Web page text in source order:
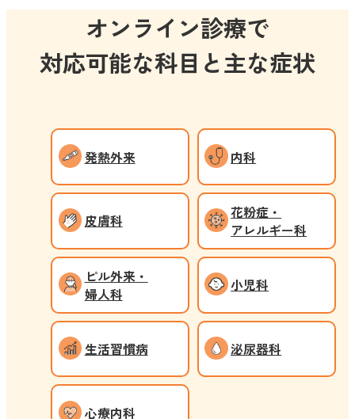
オンライン診療で
対応可能な科目と主な症状
発熱外来 内科
皮膚科
花粉症・
アレルギー科
ピル外来・
婦人科
小児科
生活習慣病 泌尿器科
心療内科